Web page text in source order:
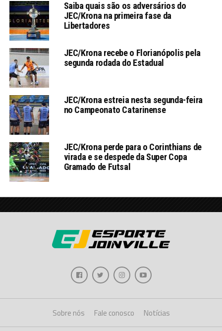
Saiba quais são os adversários do
JEC/Krona na primeira fase da
Libertadores
JEC/Krona recebe o Florianópolis pela
segunda rodada do Estadual
JEC/Krona estreia nesta segunda-feira
no Campeonato Catarinense
JEC/Krona perde para o Corinthians de
virada e se despede da Super Copa
Gramado de Futsal
Sobre nós Fale conosco Notícias